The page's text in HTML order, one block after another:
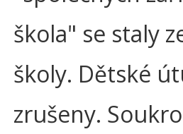
škola" se staly
školy. Dětské
zrušeny.